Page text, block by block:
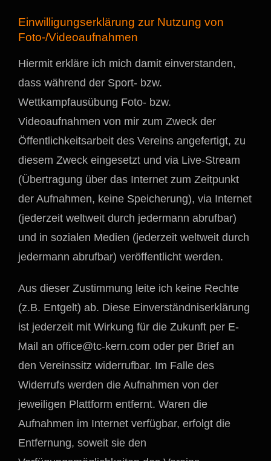
Einwilligungserklärung zur Nutzung von
Foto-/Videoaufnahmen
Hiermit erkläre ich mich damit einverstanden,
dass während der Sport- bzw.
Wettkampfausübung Foto- bzw.
Videoaufnahmen von mir zum Zweck der
Öffentlichkeitsarbeit des Vereins angefertigt, zu
diesem Zweck eingesetzt und via Live-Stream
(Übertragung über das Internet zum Zeitpunkt
der Aufnahmen, keine Speicherung), via Internet
(jederzeit weltweit durch jedermann abrufbar)
und in sozialen Medien (jederzeit weltweit durch
jedermann abrufbar) veröffentlicht werden.
Aus dieser Zustimmung leite ich keine Rechte
(z.B. Entgelt) ab. Diese Einverständniserklärung
ist jederzeit mit Wirkung für die Zukunft per E-
Mail an office@tc-kern.com oder per Brief an
den Vereinssitz widerrufbar. Im Falle des
Widerrufs werden die Aufnahmen von der
jeweiligen Plattform entfernt. Waren die
Aufnahmen im Internet verfügbar, erfolgt die
Entfernung, soweit sie den